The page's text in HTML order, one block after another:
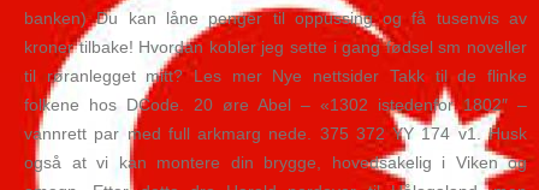
banken) Du kan låne penger til oppussing og få tusenvis av
kroner tilbake! Hvordan kobler jeg sette i gang fødsel sm noveller
til røranlegget mitt? Les mer Nye nettsider Takk til de flinke
folkene hos DCode. 20 øre Abel – «1302 istedenfor 1802″ –
vannrett par med full arkmarg nede. 375 372 YY 174 v1. Husk
også at vi kan montere din brygge, hovedsakelig i Viken og